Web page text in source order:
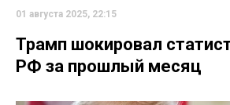
01 августа 2025, 22:15
Трамп шокировал
РФ за прошлый месяц